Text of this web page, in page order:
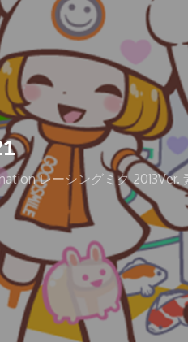
レーシングミク 2013Ver.